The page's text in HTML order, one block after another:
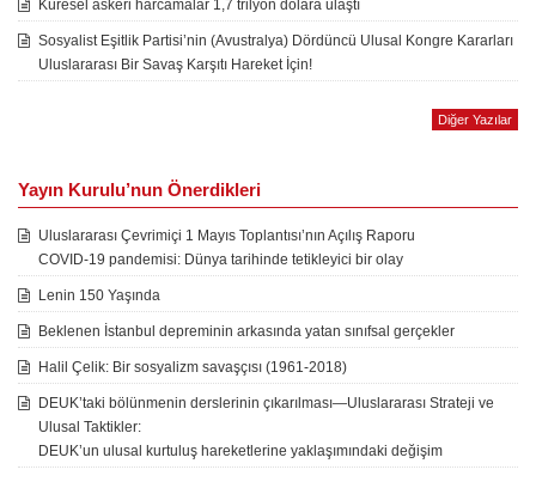
Küresel askeri harcamalar 1,7 trilyon dolara ulaştı
Sosyalist Eşitlik Partisi’nin (Avustralya) Dördüncü Ulusal Kongre Kararları
Uluslararası Bir Savaş Karşıtı Hareket İçin!
Diğer Yazılar
Yayın Kurulu’nun Önerdikleri
Uluslararası Çevrimiçi 1 Mayıs Toplantısı’nın Açılış Raporu
COVID-19 pandemisi: Dünya tarihinde tetikleyici bir olay
Lenin 150 Yaşında
Beklenen İstanbul depreminin arkasında yatan sınıfsal gerçekler
Halil Çelik: Bir sosyalizm savaşçısı (1961-2018)
DEUK’taki bölünmenin derslerinin çıkarılması—Uluslararası Strateji ve
Ulusal Taktikler:
DEUK’un ulusal kurtuluş hareketlerine yaklaşımındaki değişim